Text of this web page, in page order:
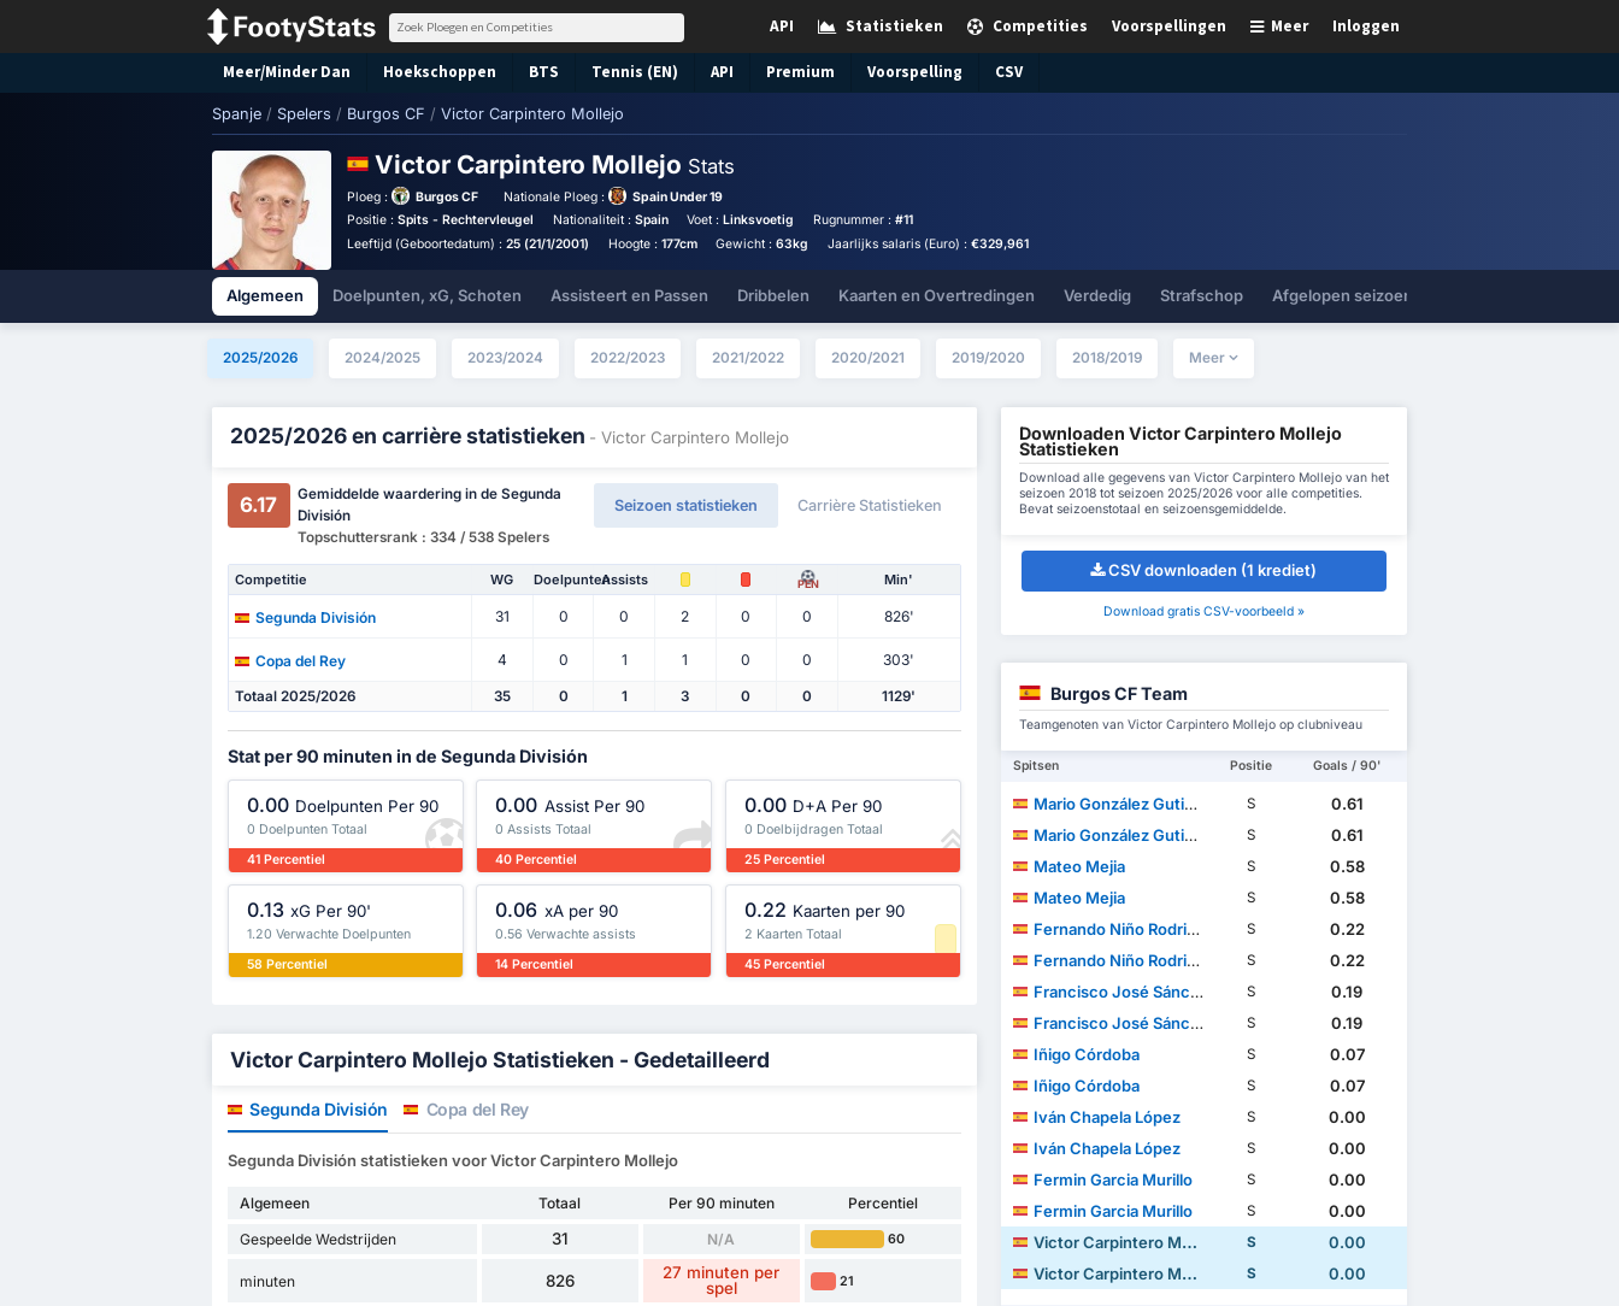
Inloggen
Meer
Voorspellingen
Competities
Statistieken
API
Meer/Minder Dan Hoekschoppen BTS Tennis (EN) API Premium Voorspelling CSV
Spanje / Spelers / Burgos CF / Victor Carpintero Mollejo
Victor Carpintero Mollejo Stats
Ploeg : Burgos CF Nationale Ploeg :
Spain Under 19
Positie :Spits - Rechtervleugel Nationaliteit : Spain Voet :Linksvoetig Rugnummer : #11
Leeftijd (Geboortedatum) :25 (21/1/2001) Hoogte : 177cm Gewicht :63kg Jaarlijks salaris (Euro) : €329,961
Algemeen Doelpunten, xG, Schoten Assisteert en Passen Dribbelen Kaarten en Overtredingen Verdedig Strafschop Afgelopen seizoenen
2025/2026 2024/2025 2023/2024 2022/2023 2021/2022 2020/2021 2019/2020 2018/2019 Meer
2025/2026 en carrière statistieken - Victor Carpintero Mollejo
6.17
Gemiddelde waardering in de Segunda
División
Topschuttersrank : 334 / 538 Spelers
Seizoen statistieken Carrière Statistieken
Competitie WG DoelpuntenAssists PEN Min'
Segunda División 31 0 0 2 0 0 826'
Copa del Rey 4 0 1 1 0 0 303'
Totaal 2025/2026 35 0 1 3 0 0 1129'
Stat per 90 minuten in de Segunda División
0.00 Doelpunten Per 90
0 Doelpunten Totaal
41 Percentiel
0.00 Assist Per 90
0 Assists Totaal
40 Percentiel
0.00 D+A Per 90
0 Doelbijdragen Totaal
25 Percentiel
0.13 xG Per 90'
1.20 Verwachte Doelpunten
58 Percentiel
0.06 xA per 90
0.56 Verwachte assists
14 Percentiel
0.22 Kaarten per 90
2 Kaarten Totaal
45 Percentiel
Victor Carpintero Mollejo Statistieken - Gedetailleerd
Segunda División Copa del Rey
Segunda División statistieken voor Victor Carpintero Mollejo
Algemeen Totaal Per 90 minuten
Percentiel
Gespeelde Wedstrijden
31 N/A 60
minuten 826
27 minuten per
spel
21
Downloaden Victor Carpintero Mollejo
Statistieken
Download alle gegevens van Victor Carpintero Mollejo van het
seizoen 2018 tot seizoen 2025/2026 voor alle competities.
Bevat seizoenstotaal en seizoensgemiddelde.
CSV downloaden (1 krediet)
Download gratis CSV-voorbeeld »
Burgos CF Team
Teamgenoten van Victor Carpintero Mollejo op clubniveau
Spitsen Positie Goals / 90'
Mario González Gutiérrez S
0.61
Mario González Gutiérrez
S
0.61
Mateo Mejia
S
0.58
Mateo Mejia
S
0.58
Fernando Niño Rodriguez
S
0.22
Fernando Niño Rodriguez
S
0.22
Francisco José Sánchez Rodríguez
S
0.19
Francisco José Sánchez Rodríguez
S
0.19
Iñigo Córdoba
S
0.07
Iñigo Córdoba
S
0.07
Iván Chapela López
S
0.00
Iván Chapela López
S
0.00
Fermin Garcia Murillo
S
0.00
Fermin Garcia Murillo
S
0.00
Victor Carpintero Mollejo
S
0.00
Victor Carpintero Mollejo
S 0.00